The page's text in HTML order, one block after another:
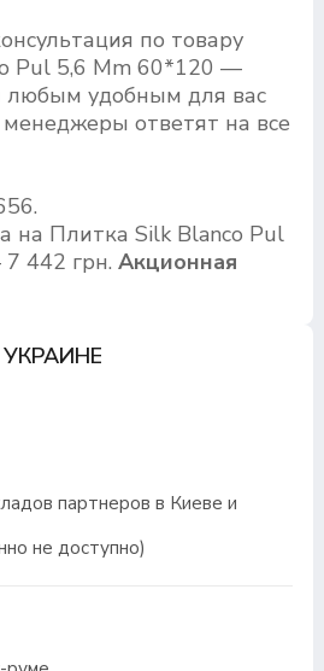
по товару
Pul 5,6 Mm 60*120 —
любым удобным для вас
ответят на все
на Плитка Silk Blanco Pul
442 грн. Акционная
партнеров в Киеве и
не доступно)